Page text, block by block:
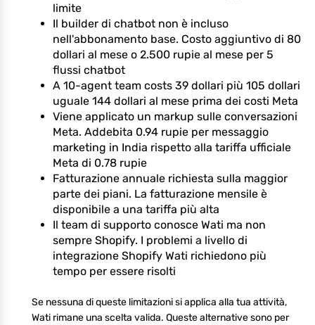
limite
Il builder di chatbot non è incluso
nell'abbonamento base. Costo aggiuntivo di 80
dollari al mese o 2.500 rupie al mese per 5
flussi chatbot
A 10-agent team costs 39 dollari più 105 dollari
uguale 144 dollari al mese prima dei costi Meta
Viene applicato un markup sulle conversazioni
Meta. Addebita 0.94 rupie per messaggio
marketing in India rispetto alla tariffa ufficiale
Meta di 0.78 rupie
Fatturazione annuale richiesta sulla maggior
parte dei piani. La fatturazione mensile è
disponibile a una tariffa più alta
Il team di supporto conosce Wati ma non
sempre Shopify. I problemi a livello di
integrazione Shopify Wati richiedono più
tempo per essere risolti
Se nessuna di queste limitazioni si applica alla tua attività,
Wati rimane una scelta valida. Queste alternative sono per